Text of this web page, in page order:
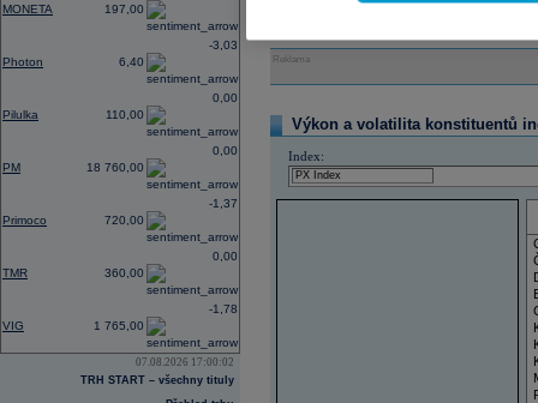
MONETA 197,00
Photon 6,40
-3,03
Pilulka 110,00
0,00
PM 18 760,00
0,00
Primoco 720,00
-1,37
TMR 360,00
0,00
VIG 1 765,00
-1,78
07.08.2026 17:00:02
TRH START – všechny tituly
Reklama
Výkon a volatilita konstituentů
Index: